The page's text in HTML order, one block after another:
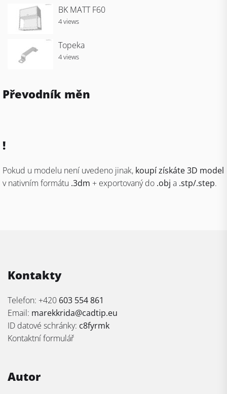
BK MATT F60
4 views
Topeka
4 views
Převodník měn
!
Pokud u modelu není uvedeno jinak, koupí získáte 3D model
v nativním formátu .3dm + exportovaný do .obj a .stp/.step.
Kontakty
Telefon: +420 603 554 861
Email: marekkrida@cadtip.eu
ID datové schránky: c8fyrmk
Kontaktní formulář
Autor